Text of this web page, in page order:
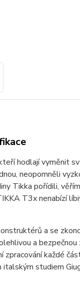
hodlají vyměnit
neopomněli
Tikka pořídili,
T3x nenabízí
a se
a bezpečnou
zpracování každé
italským studiem